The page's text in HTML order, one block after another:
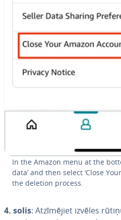
In the Amazon menu at the
data’ and then select ‘Close
the deletion process.
4. solis: At­zī­mē­jiet izvēles